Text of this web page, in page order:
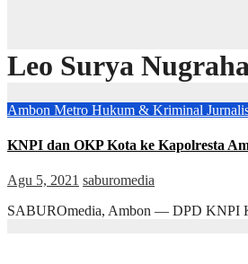
Leo Surya
Ambon Metro Hukum & Kriminal
KNPI dan OKP Kota ke Kapolresta
Agu 5, 2021 saburomedia
SABUROmedia, Ambon — DPD KNPI